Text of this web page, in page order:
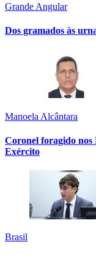
Grande Angular
Dos gramados às
Manoela Alcântara
Coronel foragido nos
Exército
Brasil